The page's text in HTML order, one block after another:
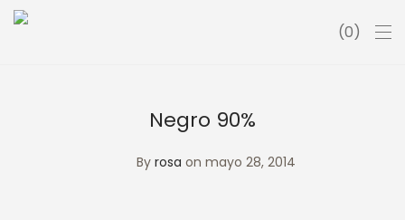
0
Negro 90%
By rosa on mayo 28, 2014